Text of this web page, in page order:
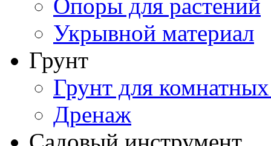
Опоры для растений
Укрывной материал
Грунт
Грунт для
Дренаж